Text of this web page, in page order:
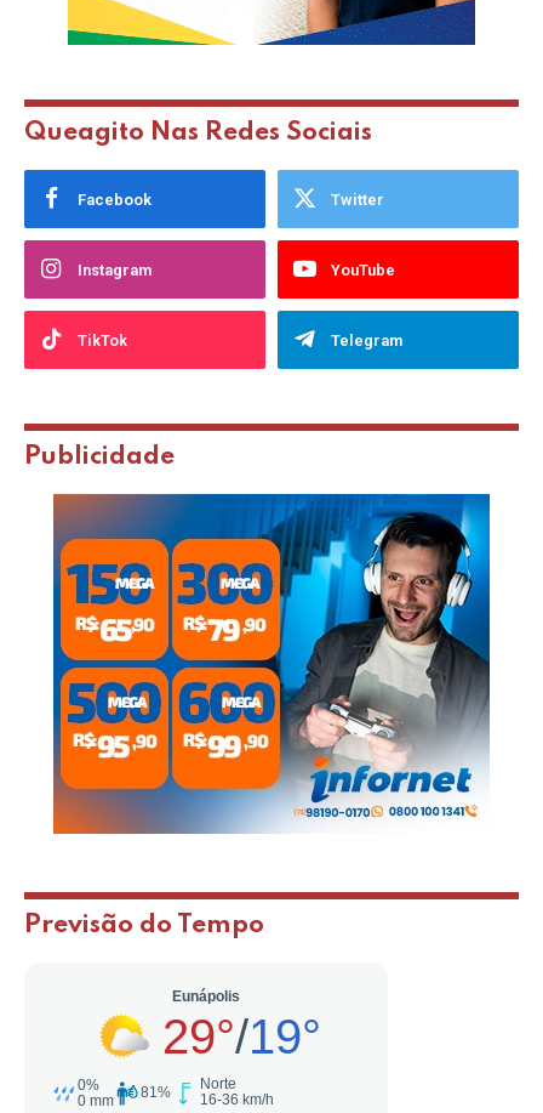
Queagito Nas Redes Sociais
Facebook Twitter
Instagram YouTube
TikTok Telegram
Publicidade
Previsão do Tempo